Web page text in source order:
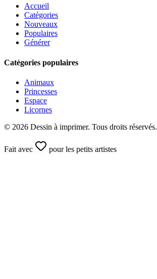
Accueil
Catégories
Nouveaux
Populaires
Générer
Catégories populaires
Animaux
Princesses
Espace
Licornes
© 2026 Dessin à imprimer. Tous droits réservés.
Fait avec pour les petits artistes